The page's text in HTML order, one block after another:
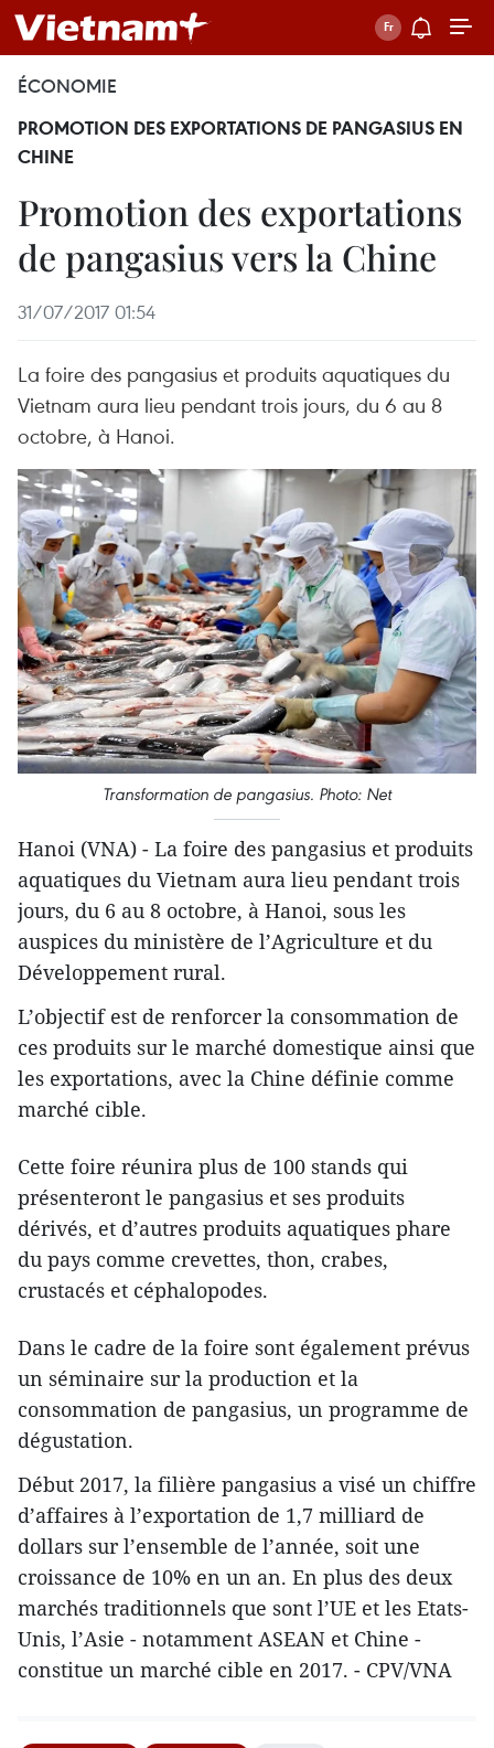
ÉCONOMIE
PROMOTION DES EXPORTATIONS DE PANGASIUS EN
CHINE
Promotion des exportations
de pangasius vers la Chine
31/07/2017 01:54
La foire des pangasius et produits aquatiques du
Vietnam aura lieu pendant trois jours, du 6 au 8
octobre, à Hanoi.
Transformation de pangasius. Photo: Net
Hanoi (VNA) - La foire des pangasius et produits
aquatiques du Vietnam aura lieu pendant trois
jours, du 6 au 8 octobre, à Hanoi, sous les
auspices du ministère de l’Agriculture et du
Développement rural.
L’objectif est de renforcer la consommation de
ces produits sur le marché domestique ainsi que
les exportations, avec la Chine définie comme
marché cible.
Cette foire réunira plus de 100 stands qui
présenteront le pangasius et ses produits
dérivés, et d’autres produits aquatiques phare
du pays comme crevettes, thon, crabes,
crustacés et céphalopodes.
Dans le cadre de la foire sont également prévus
un séminaire sur la production et la
consommation de pangasius, un programme de
dégustation.
Début 2017, la filière pangasius a visé un chiffre
d’affaires à l’exportation de 1,7 milliard de
dollars sur l’ensemble de l’année, soit une
croissance de 10% en un an. En plus des deux
marchés traditionnels que sont l’UE et les Etats-
Unis, l’Asie - notamment ASEAN et Chine -
constitue un marché cible en 2017. - CPV/VNA